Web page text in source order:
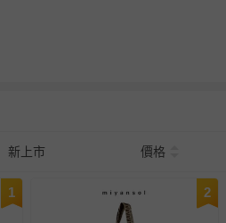
新上市 價格
1 2